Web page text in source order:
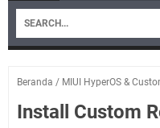
Beranda / MIUI HyperOS &
Install Custom